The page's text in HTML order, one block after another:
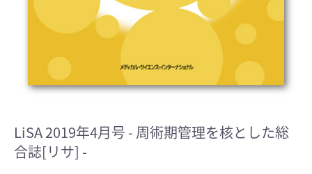
LiSA 2019年4月号 - 周術期管理を核とした総
合誌[リサ] -